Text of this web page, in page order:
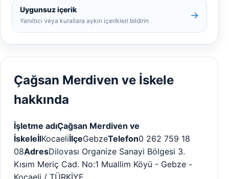
Uygunsuz içerik
Yanıltıcı veya kurallara aykırı içerikleri bildirin
→
Çağsan Merdiven ve İskele
hakkında
İşletme adıÇağsan Merdiven ve
İskeleİlKocaeliİlçeGebzeTelefon0 262 759 18
08AdresDilovası Organize Sanayi Bölgesi 3.
Kısım Meriç Cad. No:1 Muallim Köyü - Gebze -
Kocaeli / TÜRKİYE